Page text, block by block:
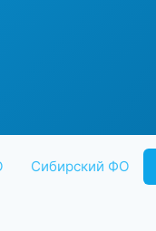
Сибирский ФО